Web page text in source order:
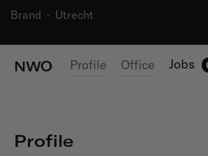
Brand · Utrecht
NWO Profile Office Jobs
Profile